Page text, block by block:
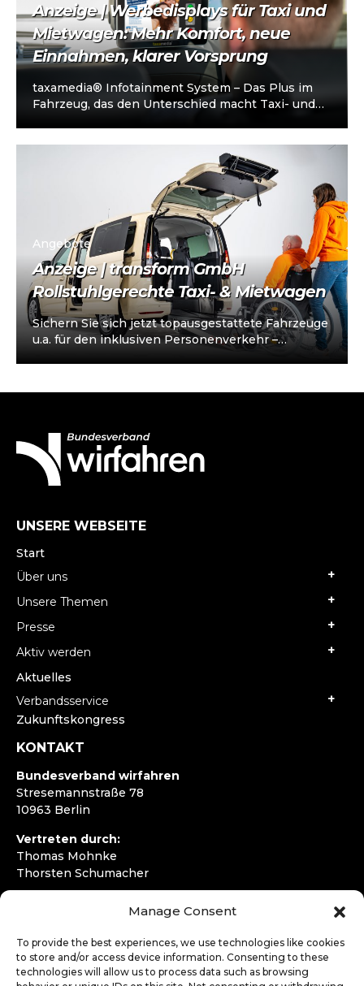
Manage Consent
To provide the best experiences, we use technologies like cookies
to store and/or access device information. Consenting to these
technologies will allow us to process data such as browsing
Anzeige | Werbedisplays für Taxi und
Mietwagen: Mehr Komfort, neue
Einnahmen, klarer Vorsprung
taxamedia® Infotainment System – Das Plus im
Fahrzeug, das den Unterschied macht Taxi- und
Angebote
Anzeige | transform GmbH
Rollstuhlgerechte Taxi- & Mietwagen
Sichern Sie sich jetzt topausgestattete Fahrzeuge
u.a. für den inklusiven Personenverkehr –
UNSERE WEBSEITE
Start
Über uns
Unsere Themen
Presse
Aktiv werden
Aktuelles
Verbandsservice
Zukunftskongress
KONTAKT
Bundesverband wirfahren
Stresemannstraße 78
10963 Berlin
Vertreten durch:
Thomas Mohnke
Thorsten Schumacher
kontakt@wirfahren.de
RECHTLICHES
Impressum